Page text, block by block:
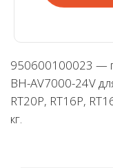
950600100023 —
BH-AV7000-24V
RT20P, RT16P,
кг.